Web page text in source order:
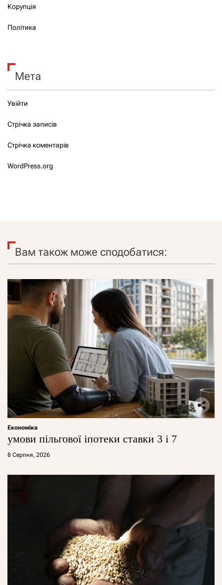
Корупція
Політика
Мета
Увійти
Стрічка записів
Стрічка коментарів
WordPress.org
Вам також може сподобатися:
Економіка
умови пільгової іпотеки ставки 3 і 7
8 Серпня, 2026